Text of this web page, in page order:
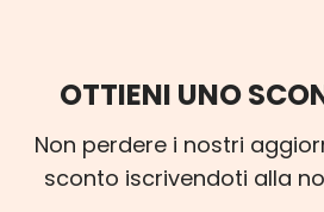
OTTIENI UNO
Non perdere i nostri
sconto iscrivendoti alla